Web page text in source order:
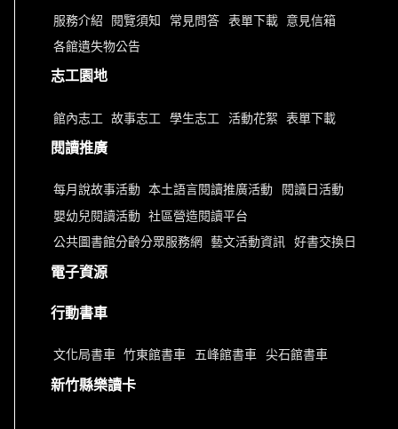
服務介紹 閱覽須知 常見問答 表單下載 意見信箱
各館遺失物公告
志工園地
館內志工 故事志工 學生志工 活動花絮 表單下載
閱讀推廣
每月說故事活動 本土語言閱讀推廣活動 閱讀日活動
嬰幼兒閱讀活動 社區營造閱讀平台
公共圖書館分齡分眾服務網 藝文活動資訊 好書交換日
電子資源
行動書車
文化局書車 竹東館書車 五峰館書車 尖石館書車
新竹縣樂讀卡